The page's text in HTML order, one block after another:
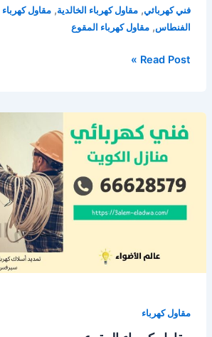
فني كهربائي, مقاول كهرباء الخالدية, مقاول كهرباء
الفنطاس, مقاول كهرباء المقوع
كهربائي
66628579
فني
كهربائي
منازل
الكويت
Read Post »
مقاول كهرباء